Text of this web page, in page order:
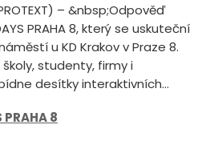
– &nbsp;Odpověď
PRAHA 8, který se uskuteční
u KD Krakov v Praze 8.
studenty, firmy i
desítky interaktivních...
PRAHA 8